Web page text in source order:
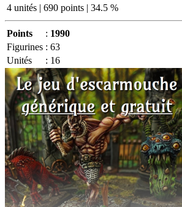
4 unités | 690 points | 34.5 %
Points : 1990
Figurines : 63
Unités
: 16